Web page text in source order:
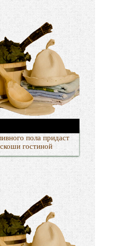
пола придаст
гостиной